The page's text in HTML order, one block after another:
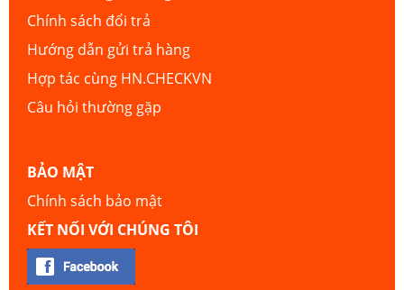
Chính sách đổi trả
Hướng dẫn gửi trả hàng
Hợp tác cùng HN.CHECKVN
Câu hỏi thường gặp
BẢO MẬT
Chính sách bảo mật
KẾT NỐI VỚI CHÚNG TÔI